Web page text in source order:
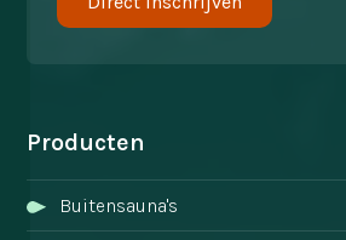
Producten
Buitensauna's